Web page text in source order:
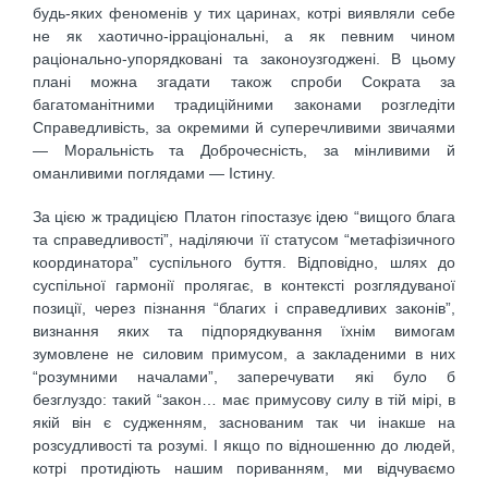
будь-яких феноменів у тих царинах, котрі виявляли себе
не як хаотично-ірраціональні, а як певним чином
раціонально-упорядковані та законоузгоджені. В цьому
плані можна згадати також спроби Сократа за
багатоманітними традиційними законами розгледіти
Справедливість, за окремими й суперечливими звичаями
— Моральність та Доброчесність, за мінливими й
оманливими поглядами — Істину.
За цією ж традицією Платон гіпостазує ідею “вищого блага
та справедливості”, наділяючи її статусом “метафізичного
координатора” суспільного буття. Відповідно, шлях до
суспільної гармонії пролягає, в контексті розглядуваної
позиції, через пізнання “благих і справедливих законів”,
визнання яких та підпорядкування їхнім вимогам
зумовлене не силовим примусом, а закладеними в них
“розумними началами”, заперечувати які було б
безглуздо: такий “закон… має примусову силу в тій мірі, в
якій він є судженням, заснованим так чи інакше на
розсудливості та розумі. І якщо по відношенню до людей,
котрі протидіють нашим пориванням, ми відчуваємо